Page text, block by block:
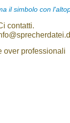
il simbolo con
contatti.
over professionali